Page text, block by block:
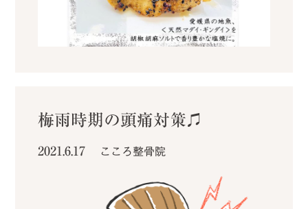
梅雨時期の頭痛対策♫
2021.6.17 こころ整骨院